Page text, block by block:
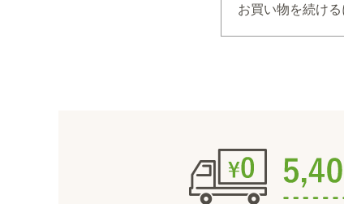
お買い物を続け